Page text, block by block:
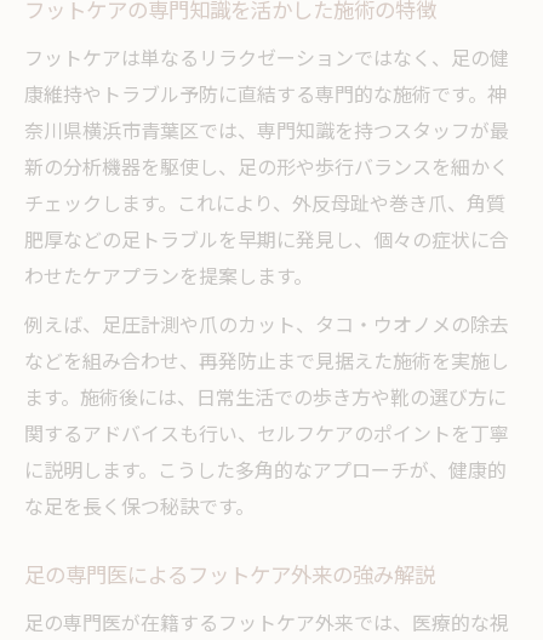
フットケアの専門知識を活かした施術の特徴
フットケアは単なるリラクゼーションではなく、足の健
康維持やトラブル予防に直結する専門的な施術です。神
奈川県横浜市青葉区では、専門知識を持つスタッフが最
新の分析機器を駆使し、足の形や歩行バランスを細かく
チェックします。これにより、外反母趾や巻き爪、角質
肥厚などの足トラブルを早期に発見し、個々の症状に合
わせたケアプランを提案します。
例えば、足圧計測や爪のカット、タコ・ウオノメの除去
などを組み合わせ、再発防止まで見据えた施術を実施し
ます。施術後には、日常生活での歩き方や靴の選び方に
関するアドバイスも行い、セルフケアのポイントを丁寧
に説明します。こうした多角的なアプローチが、健康的
な足を長く保つ秘訣です。
足の専門医によるフットケア外来の強み解説
足の専門医が在籍するフットケア外来では、医療的な視